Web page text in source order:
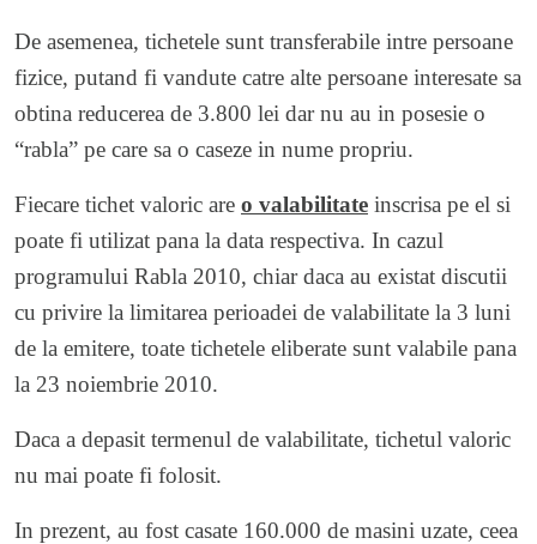
De asemenea, tichetele sunt transferabile intre persoane
fizice, putand fi vandute catre alte persoane interesate sa
obtina reducerea de 3.800 lei dar nu au in posesie o
“rabla” pe care sa o caseze in nume propriu.
Fiecare tichet valoric are o valabilitate inscrisa pe el si
poate fi utilizat pana la data respectiva. In cazul
programului Rabla 2010, chiar daca au existat discutii
cu privire la limitarea perioadei de valabilitate la 3 luni
de la emitere, toate tichetele eliberate sunt valabile pana
la 23 noiembrie 2010.
Daca a depasit termenul de valabilitate, tichetul valoric
nu mai poate fi folosit.
In prezent, au fost casate 160.000 de masini uzate, ceea